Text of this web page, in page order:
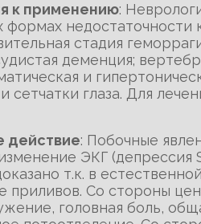
к применению:
формах недостаточности
стадия
деменция;
и
сетчатки глаза. Для
действие: Побочные
ЭКГ (депрессия
т.к. в
Со стороны
головная боль,